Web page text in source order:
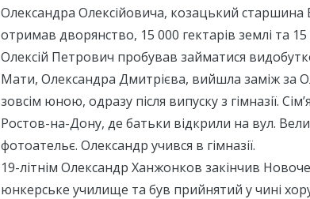
Олександра Олексійовича, козацький
отримав дворянство, 15 000 гектарів землі та
Олексій Петрович пробував займатися
Мати, Олександра Дмитрієва, вийшла заміж за
зовсім юною, одразу після випуску з гімназії.
Ростов-на-Дону, де батьки відкрили на вул.
фотоательє. Олександр учився в гімназії.
19-літнім Олександр Ханжонков закінчив
юнкерське училище та був прийнятий у чині